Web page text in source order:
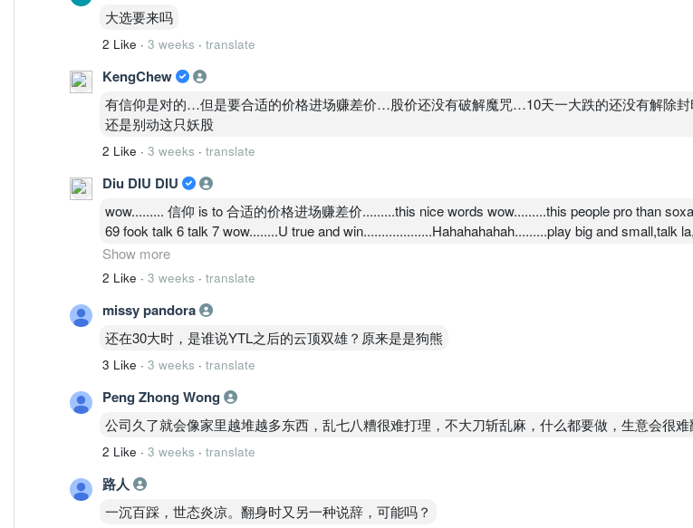
大选要来吗
2 Like · 3 weeks · translate
KengChew
有信仰是对的…但是要合适的价格进场赚差价…股价还没有破解魔咒…10天一大跌的还没有解除
还是别动这只妖股
2 Like · 3 weeks · translate
Diu DIU DIU
wow......... 信仰 is to 合适的价格进场赚差价.........this nice words wow.........this people pro than
69 fook talk 6 talk 7 wow........U true and win...................Hahahahahah.........play big and small,talk
dao story lai that......if share market,u same with soxai gp chen and so many say himself guru online
this games,but talk lan dao how knownleage to planing,totally this call talk 6 talk 7.......if they true
app fee,talk lan dao i help u and u very luckly have people tell u known,we nothing have people tell
time........diu....................diu..............................diu,,,,,,,,,,,,,,,,,,,,,,,
Show more
2 Like · 3 weeks · translate
missy pandora
还在30大时，是谁说YTL之后的云顶双雄？原来是是狗熊
3 Like · 3 weeks · translate
Peng Zhong Wong
公司久了就会像家里越堆越多东西，乱七八糟很难打理，不大刀斩乱麻，什么都要做，生意会很难
2 Like · 3 weeks · translate
路人
一沉百踩，世态炎凉。翻身时又另一种说辞，可能吗？